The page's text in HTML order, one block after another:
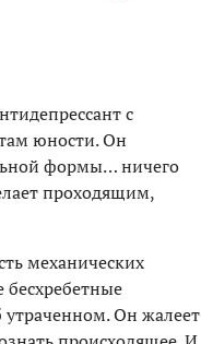
с
юности. Он
формы… ничего
проходящим,
механических
утраченном. Он жалеет